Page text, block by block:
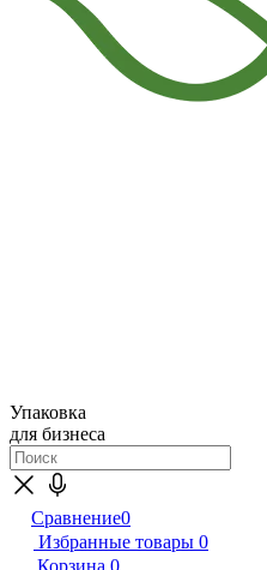
Упаковка
для бизнеса
Сравнение0
Избранные товары 0
Корзина 0